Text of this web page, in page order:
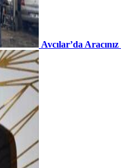
Avcılar’da